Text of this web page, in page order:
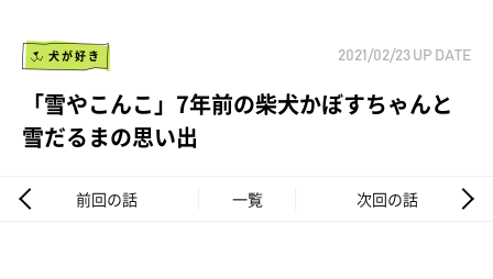
犬が好き 2021/02/23 UP DATE
「雪やこんこ」7年前の柴犬かぼすちゃんと
雪だるまの思い出
前回の話 一覧 次回の話